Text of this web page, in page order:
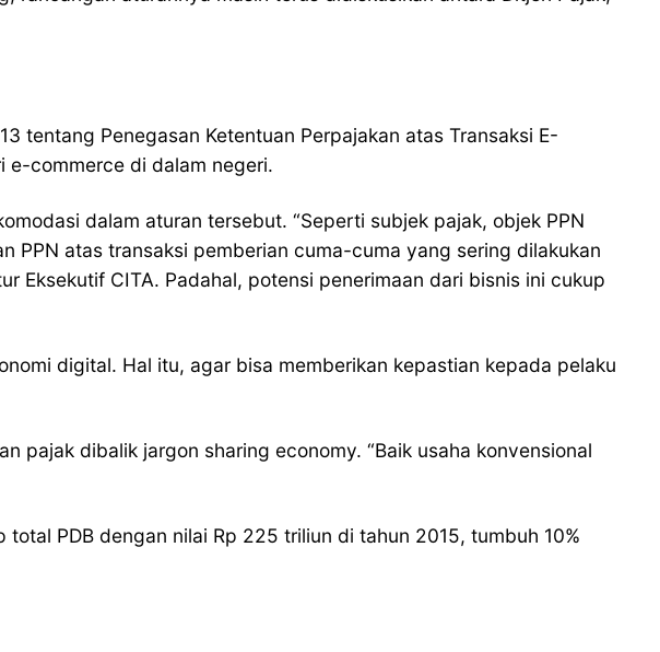
tentang Penegasan Ketentuan Perpajakan atas Transaksi E-
e-commerce di dalam negeri.
dalam aturan tersebut. “Seperti subjek pajak, objek PPN
PPN atas transaksi pemberian cuma-cuma yang sering dilakukan
Eksekutif CITA. Padahal, potensi penerimaan dari bisnis ini cukup
digital. Hal itu, agar bisa memberikan kepastian kepada pelaku
pajak dibalik jargon sharing economy. “Baik usaha konvensional
PDB dengan nilai Rp 225 triliun di tahun 2015, tumbuh 10%